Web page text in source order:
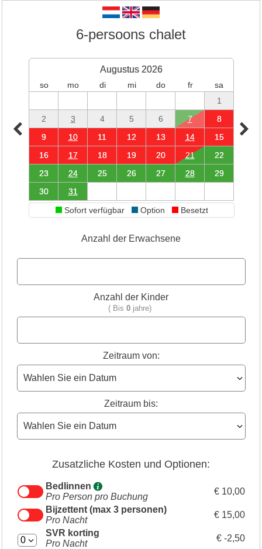
6-persoons chalet
Augustus 2026
so mo di mi do fr
sa
1
2
3 4 5 6 7
8
9
10 11 12 13 14
15
16
17 18 19 20 21
22
23
24 25 26 27 28
29
30
31
Sofort verfügbar
Option Besetzt
Anzahl der Erwachsene
Anzahl der Kinder
( Bis 0 jahre)
Zeitraum von:
Zeitraum bis:
Zusatzliche Kosten und Optionen:
Bedlinnen
Pro Person pro Buchung
€ 10,00
Bijzettent (max 3 personen)
Pro Nacht
€ 15,00
SVR korting
Pro Nacht
€ -2,50